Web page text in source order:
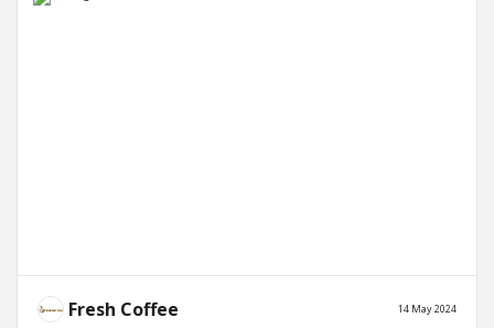
Fresh Coffee 14 May 2024